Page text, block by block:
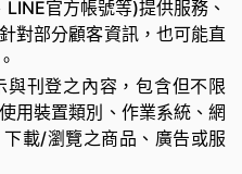
官方帳號等)提供服務、
對部分顧客資訊，也可能直
刊登之內容，包含但不限
用裝置類別、作業系統、網
載/瀏覽之商品、廣告或服